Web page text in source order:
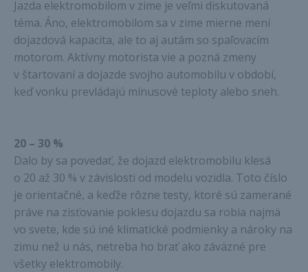
Jazda elektromobilom v zime je veľmi diskutovaná
téma. Áno, elektromobilom sa v zime mierne mení
dojazdová kapacita, ale to aj autám so spaľovacím
motorom. Aktívny motorista vie a pozná zmeny
v štartovaní a dojazde svojho automobilu v období,
keď vonku prevládajú mínusové teploty alebo sneh.
20 – 30 %
Dalo by sa povedať, že dojazd elektromobilu klesá
o 20 až 30 % v závislosti od modelu vozidla. Toto číslo
je orientačné, a keďže rôzne testy, ktoré sú zamerané
práve na zisťovanie poklesu dojazdu sa robia najmä
vo svete, kde sú iné klimatické podmienky a nároky na
zimu než u nás, netreba ho brať ako záväzné pre
všetky elektromobily.